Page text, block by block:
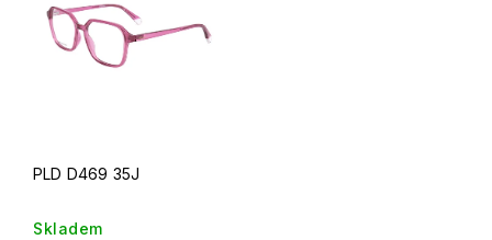
PLD D469 35J
Skladem